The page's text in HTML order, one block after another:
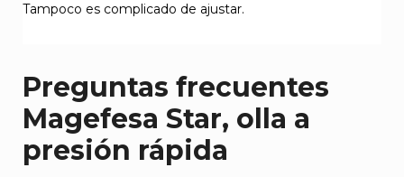
Tampoco es complicado de ajustar.
Preguntas frecuentes
Magefesa Star, olla a
presión rápida